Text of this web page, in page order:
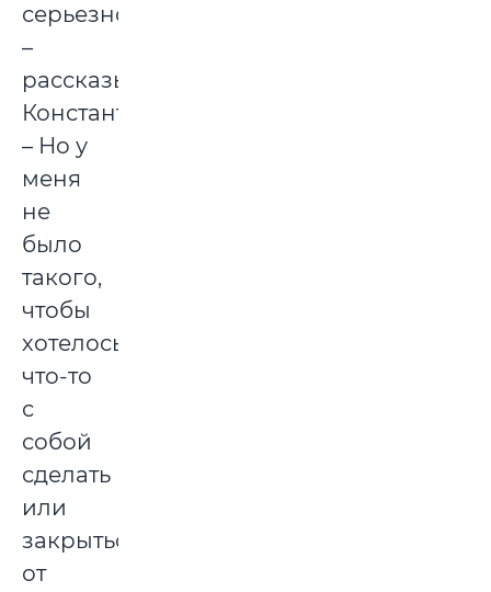
серьезно,
–
рассказывает
Константин.
– Но у
меня
не
было
такого,
чтобы
хотелось
что-то
с
собой
сделать
или
закрыться
от